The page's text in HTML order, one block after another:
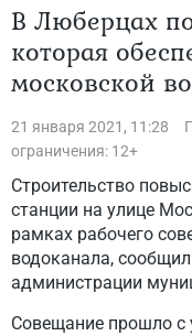
В Люберцах
которая
московской
21 января 2021, 11:28
ограничения: 12+
Строительство
станции на улице
рамках рабочего
водоканала,
администрации
Совещание прошло с